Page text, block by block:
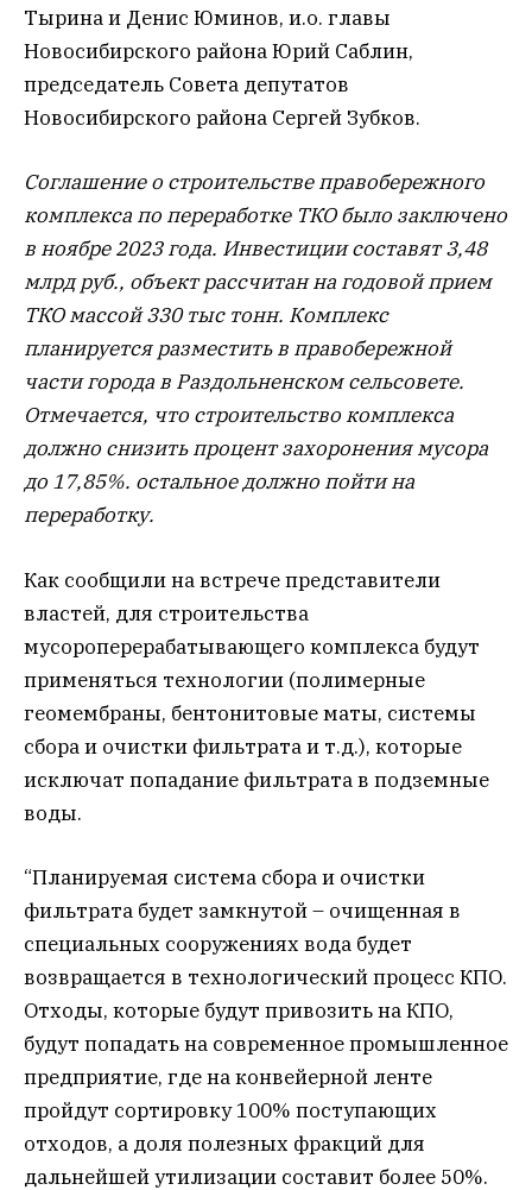
Тырина и Денис Юминов, и.о. главы
Новосибирского района Юрий Саблин,
председатель Совета депутатов
Новосибирского района Сергей Зубков.
Соглашение о строительстве правобережного
комплекса по переработке ТКО было заключено
в ноябре 2023 года. Инвестиции составят 3,48
млрд руб., объект рассчитан на годовой прием
ТКО массой 330 тыс тонн. Комплекс
планируется разместить в правобережной
части города в Раздольненском сельсовете.
Отмечается, что строительство комплекса
должно снизить процент захоронения мусора
до 17,85%. остальное должно пойти на
переработку.
Как сообщили на встрече представители
властей, для строительства
мусороперерабатывающего комплекса будут
применяться технологии (полимерные
геомембраны, бентонитовые маты, системы
сбора и очистки фильтрата и т.д.), которые
исключат попадание фильтрата в подземные
воды.
“Планируемая система сбора и очистки
фильтрата будет замкнутой – очищенная в
специальных сооружениях вода будет
возвращается в технологический процесс КПО.
Отходы, которые будут привозить на КПО,
будут попадать на современное промышленное
предприятие, где на конвейерной ленте
пройдут сортировку 100% поступающих
отходов, а доля полезных фракций для
дальнейшей утилизации составит более 50%.